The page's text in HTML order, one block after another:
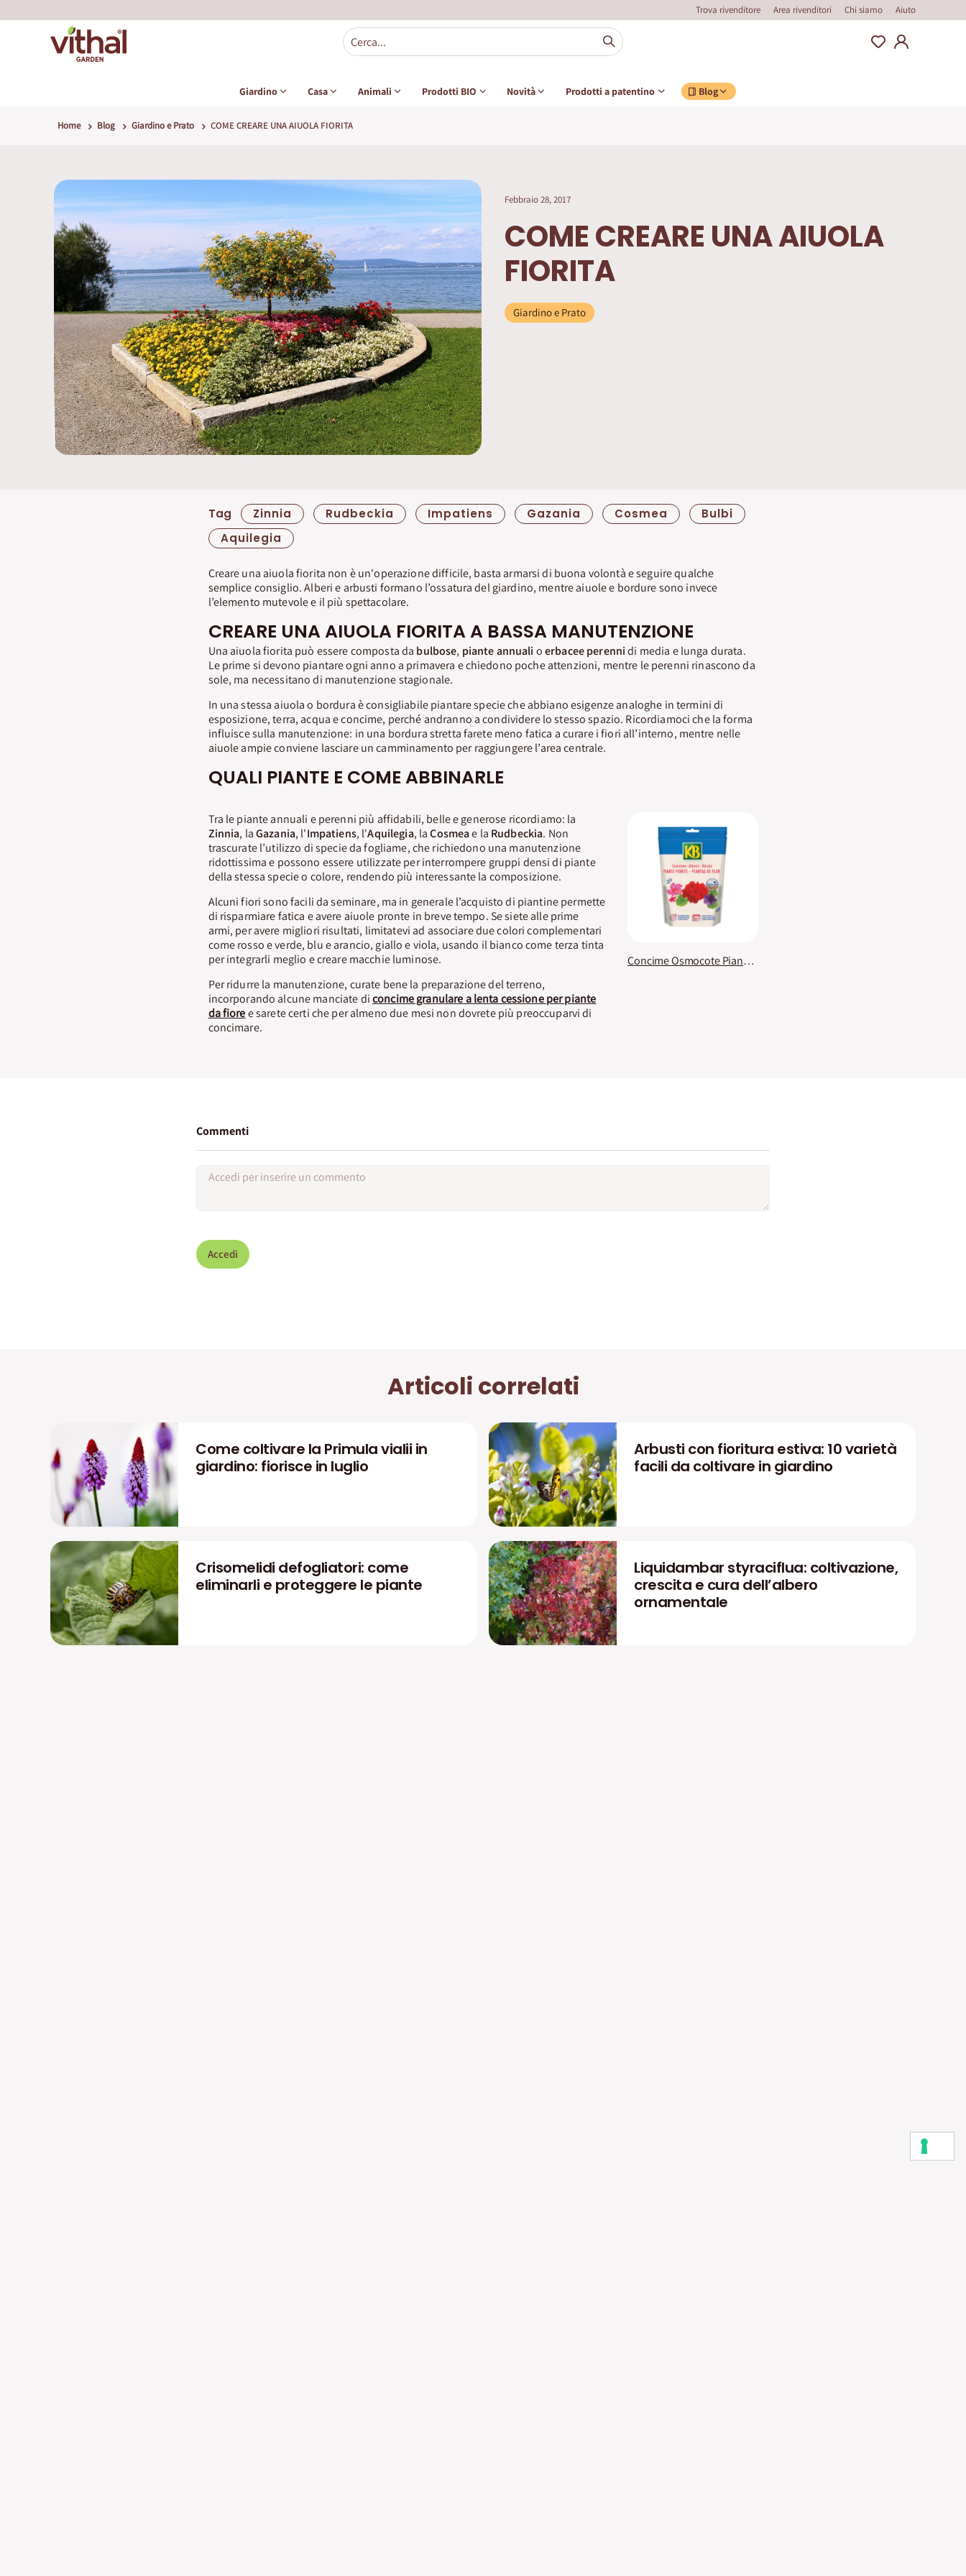
Trova rivenditore Area rivenditori Chi siamo Aiuto
Giardino Casa Animali Prodotti BIO Novità Prodotti a patentino Blog
Home Blog Giardino e Prato COME CREARE UNA AIUOLA FIORITA
Febbraio 28, 2017
COME CREARE UNA AIUOLA
FIORITA
Giardino e Prato
Tag Zinnia Rudbeckia Impatiens Gazania Cosmea
Bulbi
Aquilegia
Creare una aiuola fiorita non è un'operazione difficile, basta armarsi di buona volontà e seguire qualche
semplice consiglio. Alberi e arbusti formano l’ossatura del giardino, mentre aiuole e bordure sono invece
l’elemento mutevole e il più spettacolare.
CREARE UNA AIUOLA FIORITA A BASSA MANUTENZIONE
Una aiuola fiorita può essere composta da bulbose, piante annuali oerbacee perennidi media e lunga durata.
Le prime si devono piantare ogni anno a primavera e chiedono poche attenzioni, mentre le perenni rinascono da
sole, ma necessitano di manutenzione stagionale.
In una stessa aiuola o bordura è consigliabile piantare specie che abbiano esigenze analoghe in termini di
esposizione, terra, acqua e concime, perché andranno a condividere lo stesso spazio. Ricordiamoci che la forma
influisce sulla manutenzione: in una bordura stretta farete meno fatica a curare i fiori all’interno, mentre nelle
aiuole ampie conviene lasciare un camminamento per raggiungere l’area centrale.
QUALI PIANTE E COME ABBINARLE
Tra le piante annuali e perenni più affidabili, belle e generose ricordiamo: la
Zinnia, laGazania, l'Impatiens, l'Aquilegia, laCosmeae la Rudbeckia. Non
trascurate l’utilizzo di specie da fogliame, che richiedono una manutenzione
ridottissima e possono essere utilizzate per interrompere gruppi densi di piante
della stessa specie o colore, rendendo più interessante la composizione.
Alcuni fiori sono facili da seminare, ma in generale l’acquisto di piantine permette
di risparmiare fatica e avere aiuole pronte in breve tempo. Se siete alle prime
armi, per avere migliori risultati, limitatevi ad associare due colori complementari
come rosso e verde, blu e arancio, giallo e viola, usando il bianco come terza tinta
per integrarli meglio e creare macchie luminose.
Per ridurre la manutenzione, curate bene la preparazione del terreno,
incorporando alcune manciate diconcime granulare a lenta cessione per piante
da fioree sarete certi che per almeno due mesi non dovrete più preoccuparvi di
concimare.
Concime Osmocote Piante Fiorite KB
Commenti
Accedi
Articoli correlati
Come coltivare la Primula vialii in
giardino: fiorisce in luglio
Arbusti con fioritura estiva: 10 varietà
facili da coltivare in giardino
Crisomelidi defogliatori: come
eliminarli e proteggere le piante
Liquidambar styraciflua: coltivazione,
crescita e cura dell’albero
ornamentale